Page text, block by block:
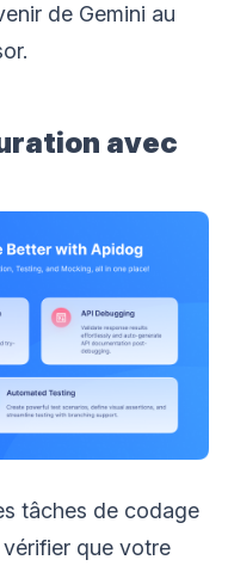
de Gemini au
avec
tâches de codage
que votre